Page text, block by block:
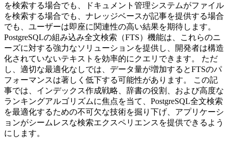
を検索する場合でも、ドキュメント管理システムがファイル
を検索する場合でも、ナレッジベースが記事を提供する場合
でも、ユーザーは即座に関連性の高い結果を期待します。
PostgreSQLの組み込み全文検索（FTS）機能は、これらのニ
ーズに対する強力なソリューションを提供し、開発者は構造
化されていないテキストを効率的にクエリできます。 ただ
し、適切な最適化なしでは、データ量が増加するとFTSのパ
フォーマンスは著しく低下する可能性があります。 この記
事では、インデックス作成戦略、辞書の役割、および高度な
ランキングアルゴリズムに焦点を当て、PostgreSQL全文検索
を最適化するための不可欠な技術を掘り下げ、アプリケーシ
ョンがシームレスな検索エクスペリエンスを提供できるよう
にします。